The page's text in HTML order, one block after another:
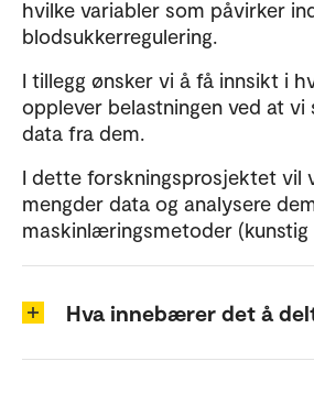
hvilke variabler som påvirker
blodsukkerregulering.
I tillegg ønsker vi å få innsikt i
opplever belastningen ved at
data fra dem.
I dette forskningsprosjektet vil
mengder data og analysere
maskinlæringsmetoder (kunstig
Hva innebærer det å